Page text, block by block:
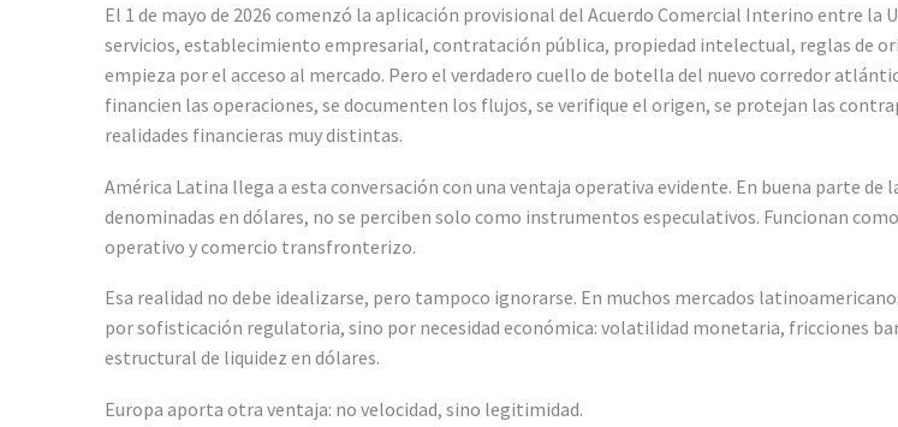
El 1 de mayo de 2026 comenzó la aplicación provisional del Acuerdo Comercial Interino entre la
servicios, establecimiento empresarial, contratación pública, propiedad intelectual, reglas de
empieza por el acceso al mercado. Pero el verdadero cuello de botella del nuevo corredor
financien las operaciones, se documenten los flujos, se verifique el origen, se protejan las
realidades financieras muy distintas.
América Latina llega a esta conversación con una ventaja operativa evidente. En buena parte
denominadas en dólares, no se perciben solo como instrumentos especulativos. Funcionan
operativo y comercio transfronterizo.
Esa realidad no debe idealizarse, pero tampoco ignorarse. En muchos mercados
por sofisticación regulatoria, sino por necesidad económica: volatilidad monetaria, fricciones
estructural de liquidez en dólares.
Europa aporta otra ventaja: no velocidad, sino legitimidad.